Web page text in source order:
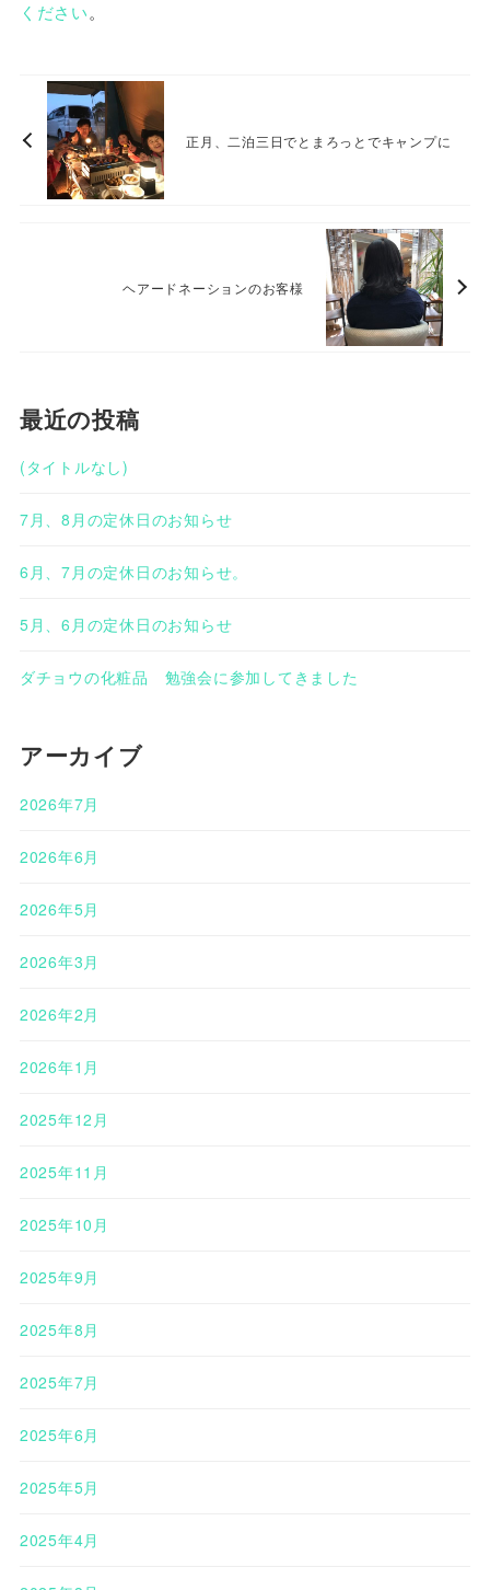
ください。
正月、二泊三日でとまろっとでキャンプに
ヘアードネーションのお客様
最近の投稿
(タイトルなし)
7月、8月の定休日のお知らせ
6月、7月の定休日のお知らせ。
5月、6月の定休日のお知らせ
ダチョウの化粧品 勉強会に参加してきました
アーカイブ
2026年7月
2026年6月
2026年5月
2026年3月
2026年2月
2026年1月
2025年12月
2025年11月
2025年10月
2025年9月
2025年8月
2025年7月
2025年6月
2025年5月
2025年4月